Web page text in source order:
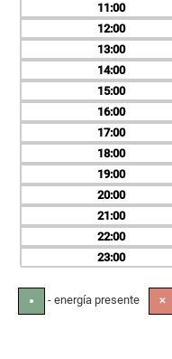
11
12
13
14
15
16
17
18
19
20
21
22
23
● - energía presente ✕